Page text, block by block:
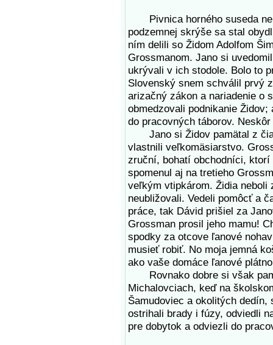
Pivnica horného suseda
podzemnej skrýše sa stal
ním delili so Židom Adolfom
Grossmanom. Jano si
ukrývali v ich stodole. Bolo to
Slovenský snem schválil prvý
arizačný zákon a nariadenie o
obmedzovali podnikanie
do pracovných táborov.
Jano si Židov pamätal z
vlastnili veľkomäsiarstvo.
zruční, bohatí obchodníci,
spomenul aj na tretieho
veľkým vtipkárom. Židia
neubližovali. Vedeli pomôcť a
práce, tak Dávid prišiel za
Grossman prosil jeho mamu!
spodky za otcove ľanové
musieť robiť. No moja jemná
ako vaše domáce ľanové
Rovnako dobre si však
Michalovciach, keď na
Šamudoviec a okolitých
ostrihali brady i fúzy, odviedli
pre dobytok a odviezli do